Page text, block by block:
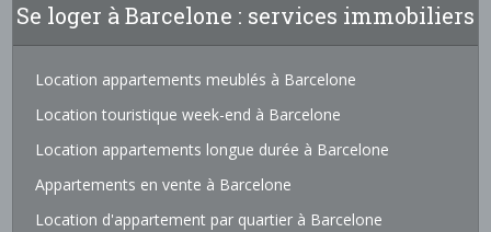
Se loger à Barcelone : services immobiliers
Location appartements meublés à Barcelone
Location touristique week-end à Barcelone
Location appartements longue durée à Barcelone
Appartements en vente à Barcelone
Location d'appartement par quartier à Barcelone